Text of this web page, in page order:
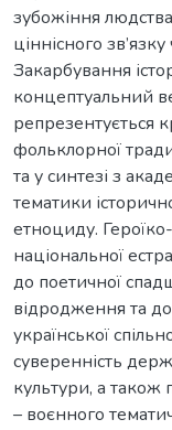
зубожіння
ціннісного
Закарбування
концептуальний
репрезентується
фольклорної
та у синтезі з
тематики
етноциду.
національної
до поетичної
відродження та до
української
суверенність
культури, а також
– воєнного